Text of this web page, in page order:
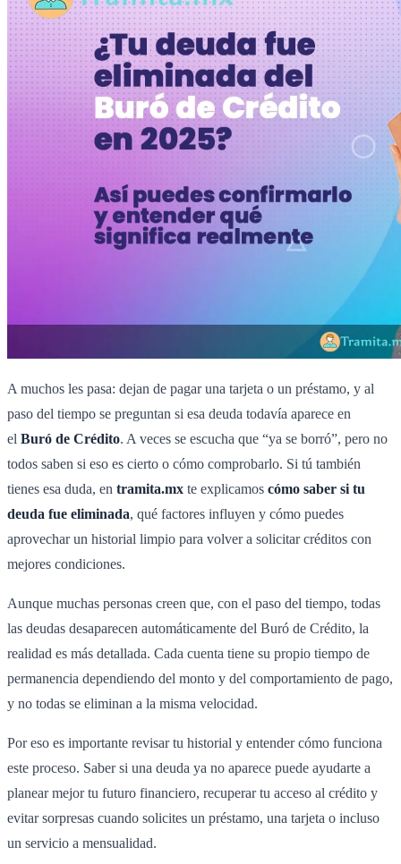
A muchos les pasa: dejan de pagar una tarjeta o un préstamo, y al
paso del tiempo se preguntan si esa deuda todavía aparece en
el Buró de Crédito. A veces se escucha que “ya se borró”, pero no
todos saben si eso es cierto o cómo comprobarlo. Si tú también
tienes esa duda, en tramita.mx te explicamos cómo saber si tu
deuda fue eliminada, qué factores influyen y cómo puedes
aprovechar un historial limpio para volver a solicitar créditos con
mejores condiciones.
Aunque muchas personas creen que, con el paso del tiempo, todas
las deudas desaparecen automáticamente del Buró de Crédito, la
realidad es más detallada. Cada cuenta tiene su propio tiempo de
permanencia dependiendo del monto y del comportamiento de pago,
y no todas se eliminan a la misma velocidad.
Por eso es importante revisar tu historial y entender cómo funciona
este proceso. Saber si una deuda ya no aparece puede ayudarte a
planear mejor tu futuro financiero, recuperar tu acceso al crédito y
evitar sorpresas cuando solicites un préstamo, una tarjeta o incluso
un servicio a mensualidad.